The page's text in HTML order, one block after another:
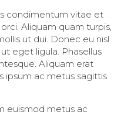
condimentum vitae et
Aliquam quam turpis,
ut dui. Donec eu nisl
eget ligula. Phasellus
Aliquam erat
ipsum ac metus sagittis
euismod metus ac